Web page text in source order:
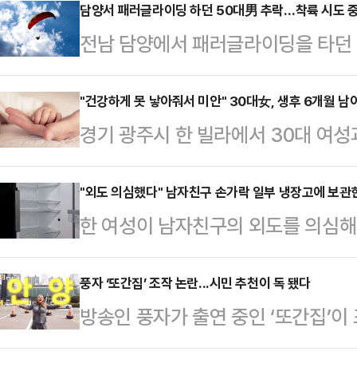
교 1학년) 미국으로 이민 가기 하루
로네"라며 영상을 게재했다.공개된
이 담겼다. 유승준은 "제 팬 중 한
학교를 촬영해 영상으로 보내줬다.
논란으로 23년 째 한국 땅을 밟지
담양서 패러글라이딩 하던 50대男 추락…착륙 시도
전남 담양에서 패러글라이딩을 타
일 전남 담양소방서에 따르면 전날
에서 50대 남성 A씨가 조종하는 패
고로 팔이 골절되는 등 큰 부상을
의해 병원으로 옮겨져 치료를 받고
으로 알려졌다.소방당국은 A씨가
과정에서 추락한 것으로 보고 자세
레저스포츠로 인기…
"건강하게 못 낳아줘서 미안" 30대女, 생후 6개월 남
경기 광주시 한 빌라에서 30대 여
다.27일 경기 광주경찰서에 따르
한 빌라에서 "부인과 아기가 숨져
또 다른 자녀와 자고 있던 A씨의 남
한 것으로 전해졌다.현장에 출동한
B군이 각각 다른 방에서 숨져 있는
기를 건강하게 낳아주지 못해 미안
치병을…
"외도 의심했다" 남자친구 손가락 일부 냉장고에 보
한 여성이 남자친구의 외도를 의심
다.27일(현지시간) 산케이신문에
자친구(21) 왼손 약지를 도끼를 자
결과 사토는 남자친구의 통장과 휴
사실도 드러났다.기소장에 따르면
풍자 ‘또간집’ 조작 논란...시민 추천이 독 됐다
방송인 풍자가 출연 중인 ‘또간집’
수제’ 측은 커뮤니티에는 “최근 공